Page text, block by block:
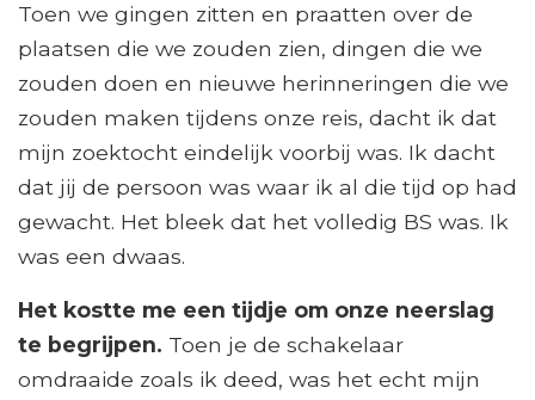
Toen we gingen zitten en praatten over de
plaatsen die we zouden zien, dingen die we
zouden doen en nieuwe herinneringen die we
zouden maken tijdens onze reis, dacht ik dat
mijn zoektocht eindelijk voorbij was. Ik dacht
dat jij de persoon was waar ik al die tijd op had
gewacht. Het bleek dat het volledig BS was. Ik
was een dwaas.
Het kostte me een tijdje om onze neerslag
te begrijpen. Toen je de schakelaar
omdraaide zoals ik deed, was het echt mijn